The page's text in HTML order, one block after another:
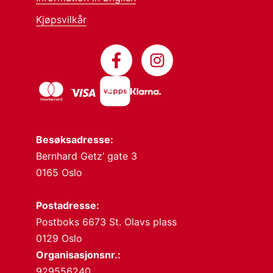
Besøksadresse:
Bernhard Getz’ gate 3
0165 Oslo
Postadresse:
Postboks 6673 St. Olavs plass
0129 Oslo
Organisasjonsnr.:
Kjøpsvilkår